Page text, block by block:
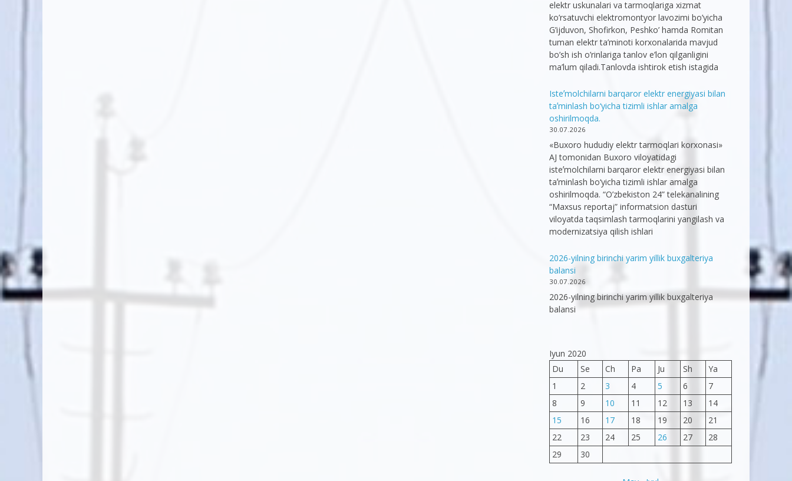
elektr uskunalari va tarmoqlariga xizmat
ko’rsatuvchi elektromontyor lavozimi bo’yicha
G’ijduvon, Shofirkon, Peshko’ hamda Romitan
tuman elektr ta’minoti korxonalarida mavjud
bo’sh ish o’rinlariga tanlov e’lon qilganligini
ma’lum qiladi.Tanlovda ishtirok etish istagida
Isteʼmolchilarni barqaror elektr energiyasi bilan
taʼminlash bo‘yicha tizimli ishlar amalga
oshirilmoqda.
30.07.2026
«Buxoro hududiy elektr tarmoqlari korxonasi»
AJ tomonidan Buxoro viloyatidagi
isteʼmolchilarni barqaror elektr energiyasi bilan
taʼminlash bo‘yicha tizimli ishlar amalga
oshirilmoqda. “O’zbekiston 24” telekanalining
“Maxsus reportaj” informatsion dasturi
viloyatda taqsimlash tarmoqlarini yangilash va
modernizatsiya qilish ishlari
2026-yilning birinchi yarim yillik buxgalteriya
balansi
30.07.2026
2026-yilning birinchi yarim yillik buxgalteriya
balansi
Iyun 2020
Du
Se Ch Pa Ju Sh
Ya
1
2 3 4 5 6
7
8
9 10 11 12 13
14
15
16 17 18 19 20
21
22
23 24 25 26 27
28
29
30